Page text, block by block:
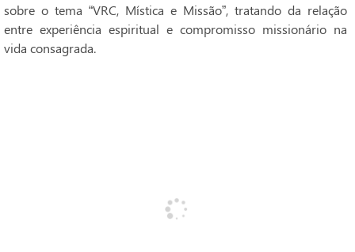
sobre o tema “VRC, Mística e Missão”, tratando da relação
entre experiência espiritual e compromisso missionário na
vida consagrada.